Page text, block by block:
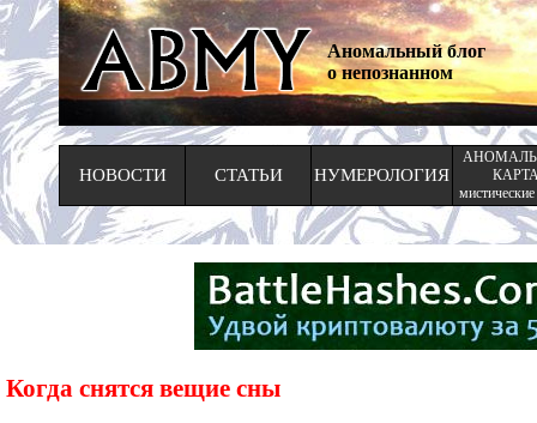
Аномальный блог
о непознанном
НОВОСТИ СТАТЬИ НУМЕРОЛОГИЯ
Когда снятся вещие сны